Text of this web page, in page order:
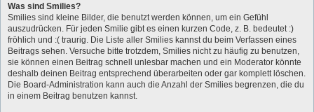
Was sind Smilies?
Smilies sind kleine Bilder, die benutzt werden können, um ein Gefühl
auszudrücken. Für jeden Smilie gibt es einen kurzen Code, z. B. bedeutet :)
fröhlich und :( traurig. Die Liste aller Smilies kannst du beim Verfassen eines
Beitrags sehen. Versuche bitte trotzdem, Smilies nicht zu häufig zu benutzen,
sie können einen Beitrag schnell unlesbar machen und ein Moderator könnte
deshalb deinen Beitrag entsprechend überarbeiten oder gar komplett löschen.
Die Board-Administration kann auch die Anzahl der Smilies begrenzen, die du
in einem Beitrag benutzen kannst.